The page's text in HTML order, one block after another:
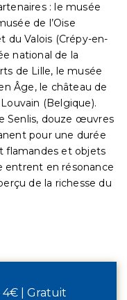
: le musée
de l’Oise
du Valois (Crépy-en-
national de la
de Lille, le musée
Âge, le château de
(Belgique).
Senlis, douze œuvres
pour une durée
flamandes et objets
entrent en résonance
de la richesse du
4€ | Gratuit